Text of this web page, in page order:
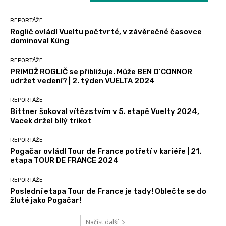
REPORTÁŽE
Roglič ovládl Vueltu počtvrté, v závěrečné časovce
dominoval Küng
REPORTÁŽE
PRIMOŽ ROGLIČ se přibližuje. Může BEN O’CONNOR
udržet vedení? | 2. týden VUELTA 2024
REPORTÁŽE
Bittner šokoval vítězstvím v 5. etapě Vuelty 2024,
Vacek držel bílý trikot
REPORTÁŽE
Pogačar ovládl Tour de France potřetí v kariéře | 21.
etapa TOUR DE FRANCE 2024
REPORTÁŽE
Poslední etapa Tour de France je tady! Oblečte se do
žluté jako Pogačar!
Načíst další